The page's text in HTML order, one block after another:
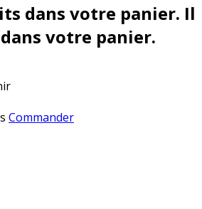
dans votre panier. Il
votre panier.
Commander